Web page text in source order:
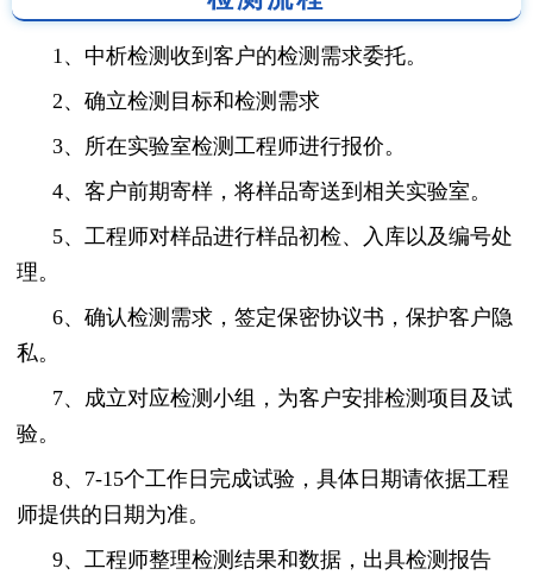
1、中析检测收到客户的检测需求委托。
2、确立检测目标和检测需求
3、所在实验室检测工程师进行报价。
4、客户前期寄样，将样品寄送到相关实验室。
5、工程师对样品进行样品初检、入库以及编号处
理。
6、确认检测需求，签定保密协议书，保护客户隐
私。
7、成立对应检测小组，为客户安排检测项目及试
验。
8、7-15个工作日完成试验，具体日期请依据工程
师提供的日期为准。
9、工程师整理检测结果和数据，出具检测报告